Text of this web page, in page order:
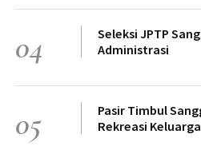
04
Seleksi JPTP
Administrasi
05
Pasir Timbul
Rekreasi Keluarga